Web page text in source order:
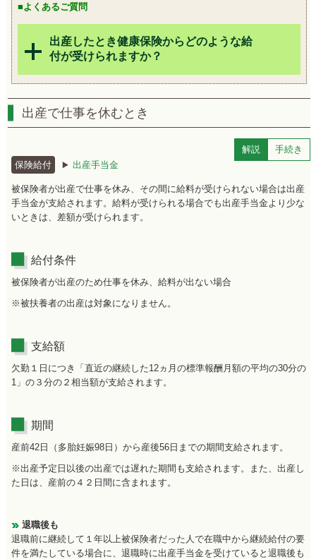
■よくあるご質問
出産したとき健康保険からどのような給
付が受けられますか？
出産で仕事を休むとき
解説
手続き
保険給付
出産手当金
被保険者が出産で仕事を休み、その間に給料が受けられない場合は出産
手当金が支給されます。給料が受けられる場合でも出産手当金より少な
いときは、差額が受けられます。
給付条件
被保険者が出産のため仕事を休み、給料が出ない場合
※被扶養者の出産は対象になりません。
支給額
欠勤１日につき「直近の継続した12ヵ月の標準報酬月額の平均の30分の
1」の３分の２相当額が支給されます。
期間
産前42日（多胎妊娠98日）から産後56日までの期間支給されます。
※出産予定日以後の出産では遅れた期間も支給されます。また、出産し
た日は、産前の４２日間に含まれます。
退職後も
退職前に継続して１年以上被保険者だった人で在職中から継続給付の要
件を満たしている場合に、退職時に出産手当金を受けていると退職後も